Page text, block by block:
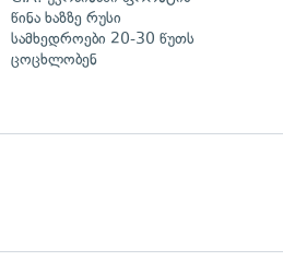
წინა ხაზზე რუსი
სამხედროები 20-30 წუთს
ცოცხლობენ